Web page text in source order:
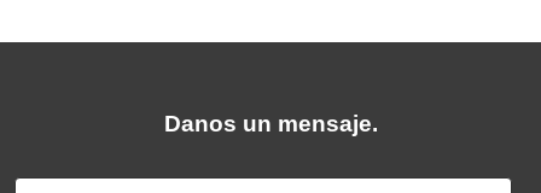
Danos un mensaje.